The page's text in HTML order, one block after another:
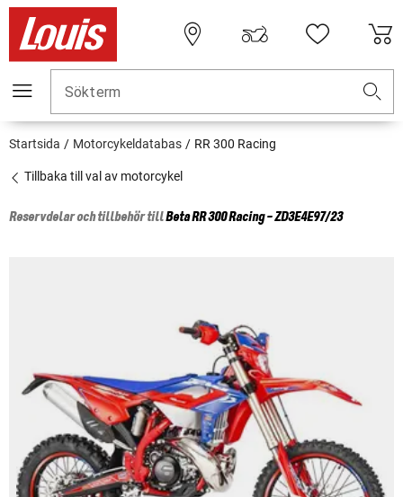
Sökterm
Startsida Motorcykeldatabas RR 300 Racing
Tillbaka till val av motorcykel
Reservdelar och tillbehör tillBetaRR 300 Racing - ZD3E4E97/23